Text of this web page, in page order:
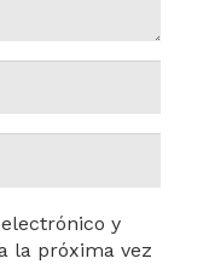
y
la próxima vez